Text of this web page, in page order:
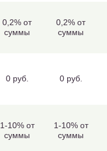
0,2% от
суммы
0,2% от
суммы
0 руб. 0 руб.
1-10% от
суммы
1-10% от
суммы